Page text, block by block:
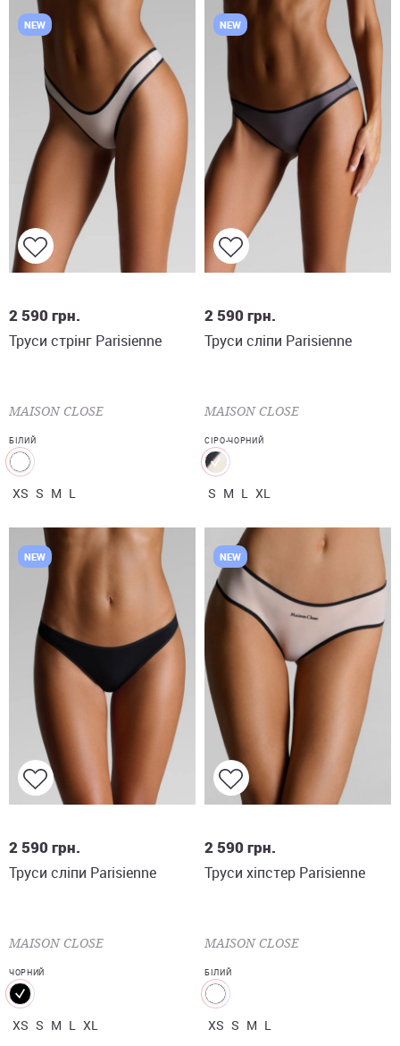
NEW
2 590грн.
Труси стрінг Parisienne
MAISON CLOSE
БІЛИЙ
XS S M L
NEW
2 590грн.
Труси сліпи Parisienne
MAISON CLOSE
СІРО-ЧОРНИЙ
S M L XL
NEW
2 590грн.
Труси сліпи Parisienne
MAISON CLOSE
ЧОРНИЙ
XS S M L XL
NEW
2 590грн.
Труси хіпстер Parisienne
MAISON CLOSE
БІЛИЙ
XS S M L